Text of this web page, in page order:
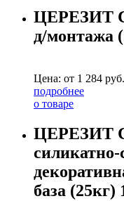
ЦЕРЕЗИТ
д/монтажа
Цена: от 1 284 руб.
подробнее
о товаре
ЦЕРЕЗИТ
база (25кг)